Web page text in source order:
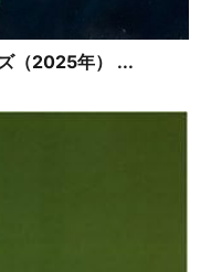
（2025年） ...